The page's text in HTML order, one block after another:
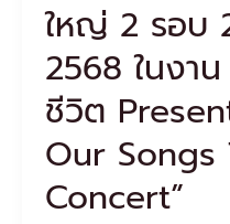
ใหญ่ 2 รอบ
2568 ในงาน
ชีวิต
Our
Concert”
ชีวิต Presents
BOYdPOD
Our
Together